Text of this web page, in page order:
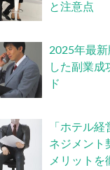
と注意点
2025年最
した副業成
ド
「ホテル
ネジメント
メリットを